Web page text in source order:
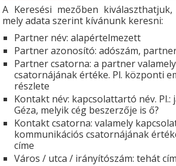
A Keresési mezőben
mely adata szerint kívánunk keresni:
Partner név: alapértelmezett
Partner azonosító: adószám,
Partner csatorna: a partner
csatornájának értéke. Pl. központi
részlete
Kontakt név: kapcsolattartó név. Pl.:
Géza, melyik cég beszerzője is ő?
Kontakt csatorna: valamely
kommunikációs csatornájának
címe
Város / utca / irányítószám: tehát